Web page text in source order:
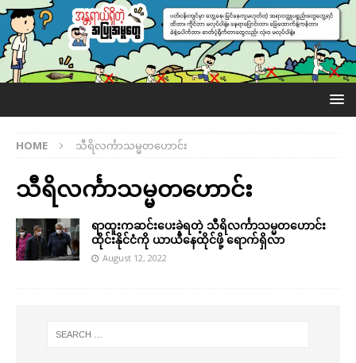
HOME သီရိလင်္ကာသမ္မတဟောင်း
သီရိလင်္ကာသမ္မတဟောင်း
ရာထူးကဆင်းပေးခဲ့ရတဲ့ သီရိလင်္ကာသမ္မတဟောင်း
ထိုင်းနိုင်ငံကို ယာယီနေထိုင်ဖို့ ရောက်ရှိလာ
August 12, 2022